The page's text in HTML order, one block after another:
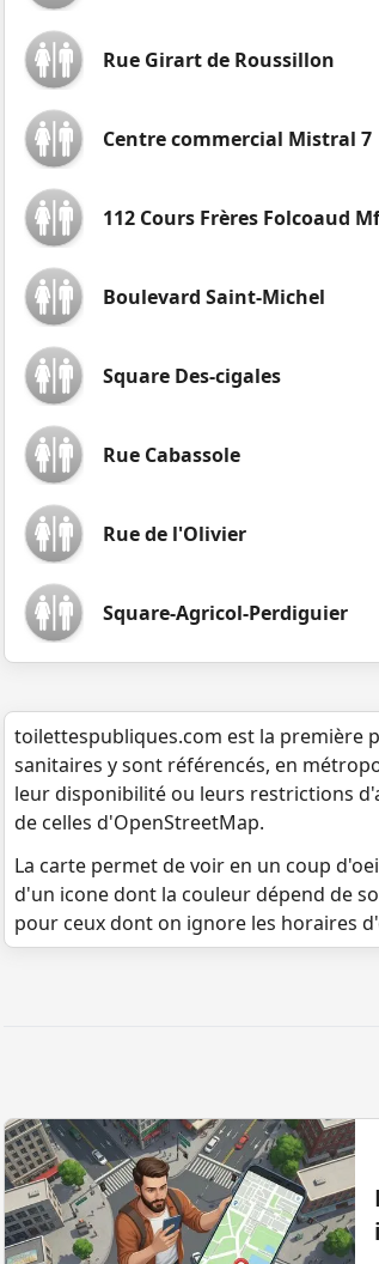
Rue Girart de Roussillon
Centre commercial Mistral 7
112 Cours Frères Folcoaud
Boulevard Saint-Michel
Square Des-cigales
Rue Cabassole
Rue de l'Olivier
Square-Agricol-Perdiguier
toilettespubliques.com est la première
sanitaires y sont référencés, en
leur disponibilité ou leurs restrictions
de celles d'OpenStreetMap.
La carte permet de voir en un coup
d'un icone dont la couleur dépend de
pour ceux dont on ignore les horaires